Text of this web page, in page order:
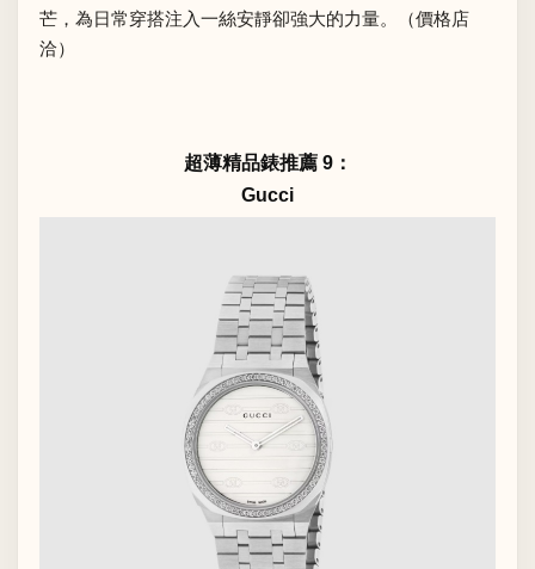
芒，為日常穿搭注入一絲安靜卻強大的力量。（價格店
洽）
超薄精品錶推薦 9：
Gucci